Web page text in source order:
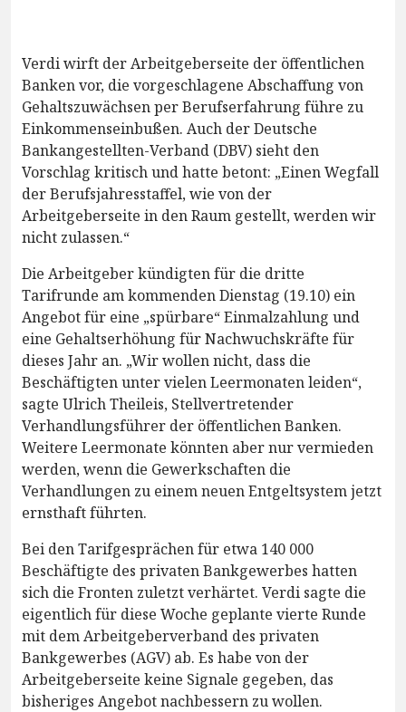
Verdi wirft der Arbeitgeberseite der öffentlichen
Banken vor, die vorgeschlagene Abschaffung von
Gehaltszuwächsen per Berufserfahrung führe zu
Einkommenseinbußen. Auch der Deutsche
Bankangestellten-Verband (DBV) sieht den
Vorschlag kritisch und hatte betont: „Einen Wegfall
der Berufsjahresstaffel, wie von der
Arbeitgeberseite in den Raum gestellt, werden wir
nicht zulassen.“
Die Arbeitgeber kündigten für die dritte
Tarifrunde am kommenden Dienstag (19.10) ein
Angebot für eine „spürbare“ Einmalzahlung und
eine Gehaltserhöhung für Nachwuchskräfte für
dieses Jahr an. „Wir wollen nicht, dass die
Beschäftigten unter vielen Leermonaten leiden“,
sagte Ulrich Theileis, Stellvertretender
Verhandlungsführer der öffentlichen Banken.
Weitere Leermonate könnten aber nur vermieden
werden, wenn die Gewerkschaften die
Verhandlungen zu einem neuen Entgeltsystem jetzt
ernsthaft führten.
Bei den Tarifgesprächen für etwa 140 000
Beschäftigte des privaten Bankgewerbes hatten
sich die Fronten zuletzt verhärtet. Verdi sagte die
eigentlich für diese Woche geplante vierte Runde
mit dem Arbeitgeberverband des privaten
Bankgewerbes (AGV) ab. Es habe von der
Arbeitgeberseite keine Signale gegeben, das
bisheriges Angebot nachbessern zu wollen.